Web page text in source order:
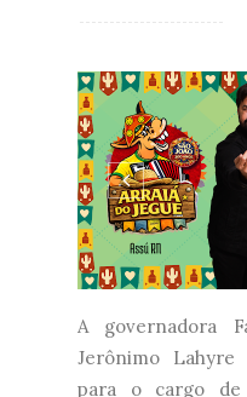
A governadora
Jerônimo
para o cargo de